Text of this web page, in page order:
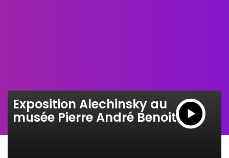
Exposition Alechinsky au
musée Pierre André Benoit